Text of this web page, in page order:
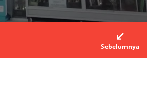
Sebelumnya